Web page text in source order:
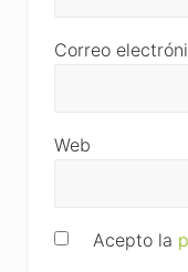
Correo
Web
Acepto la